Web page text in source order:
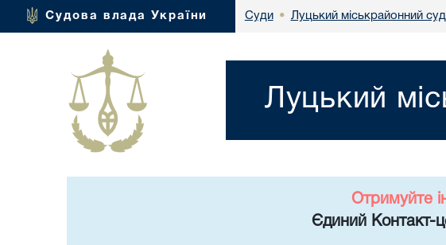
Судова влада України Суди • Луцький міськрайонний
Луцький
Отримуйте
Єдиний Контакт-